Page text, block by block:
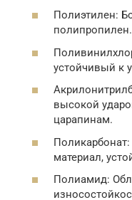
Полиэтилен:
полипропилен.
устойчивый к
высокой
царапинам.
материал,
Полиамид: